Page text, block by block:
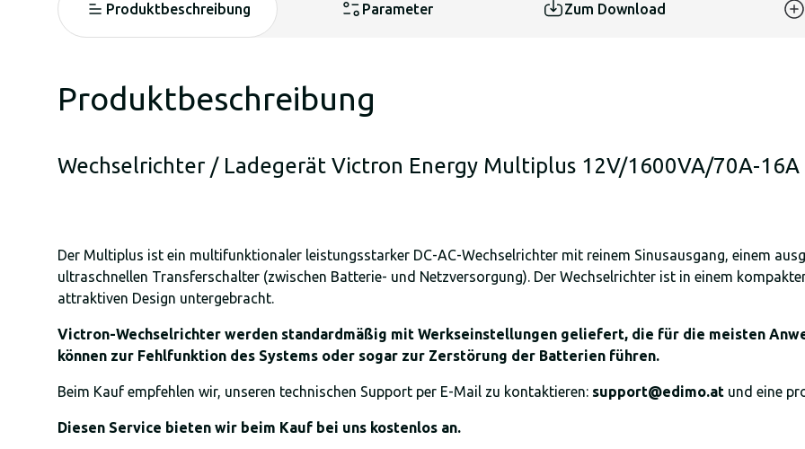
Produktbeschreibung Parameter Zum Download
Produktbeschreibung
Wechselrichter / Ladegerät Victron Energy Multiplus 12V/1600VA/70A-16A
Der Multiplus ist ein multifunktionaler leistungsstarker DC-AC-Wechselrichter mit reinem Sinusausgang, einem
ultraschnellen Transferschalter (zwischen Batterie- und Netzversorgung). Der Wechselrichter ist in einem
attraktiven Design untergebracht.
Victron-Wechselrichter werden standardmäßig mit Werkseinstellungen geliefert, die für die meisten
können zur Fehlfunktion des Systems oder sogar zur Zerstörung der Batterien führen.
Beim Kauf empfehlen wir, unseren technischen Support per E-Mail zu kontaktieren: support@edimo.at und eine
Diesen Service bieten wir beim Kauf bei uns kostenlos an.